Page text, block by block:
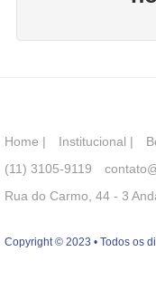
Home | Institucional |
(11) 3105-9119
Rua do Carmo, 44 - 3
Copyright © 2023 • Todos os